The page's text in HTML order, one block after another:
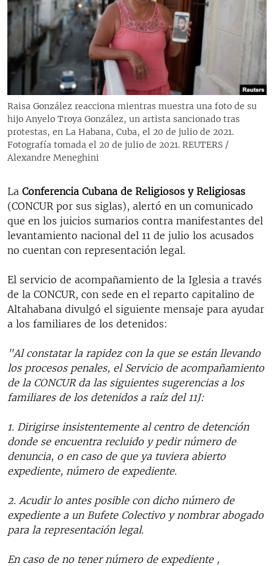
RADIO MARTÍ
ESPECIALES
ESPECIALES
LA REALIDAD DE LA VIVIENDA EN CUBA
KENTU-CUBANO
LOS SANTOS DE HIALEAH
DESINFORMACIÓN RUSA EN AMÉRICA LATINA
LA INVASIÓN DE RUSIA A UCRANIA
MULTIMEDIA
EDITORIALES
SÍGUENOS
Raisa González reacciona mientras muestra una foto de su
hijo Anyelo Troya González, un artista sancionado tras
protestas, en La Habana, Cuba, el 20 de julio de 2021.
Fotografía tomada el 20 de julio de 2021. REUTERS /
Alexandre Meneghini
La Conferencia Cubana de Religiosos y Religiosas
(CONCUR por sus siglas), alertó en un comunicado
que en los juicios sumarios contra manifestantes del
levantamiento nacional del 11 de julio los acusados
no cuentan con representación legal.
El servicio de acompañamiento de la Iglesia a través
de la CONCUR, con sede en el reparto capitalino de
Altahabana divulgó el siguiente mensaje para ayudar
a los familiares de los detenidos:
"Al constatar la rapidez con la que se están llevando
los procesos penales, el Servicio de acompañamiento
de la CONCUR da las siguientes sugerencias a los
familiares de los detenidos a raíz del 11J:
1. Dirigirse insistentemente al centro de detención
donde se encuentra recluido y pedir número de
denuncia, o en caso de que ya tuviera abierto
expediente, número de expediente.
2. Acudir lo antes posible con dicho número de
expediente a un Bufete Colectivo y nombrar abogado
para la representación legal.
En caso de no tener número de expediente ,